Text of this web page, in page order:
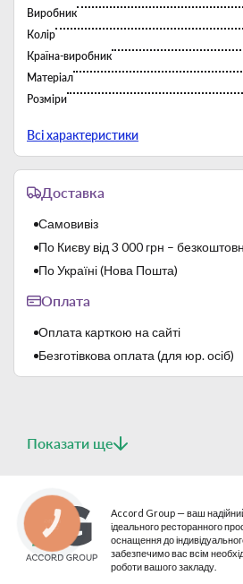
Виробник
Колір
Країна-виробник
Матеріал
Розміри
Всі характеристики
Доставка
Самовивіз
По Києву від 3 000 грн –
По Україні (Нова Пошта)
Оплата
Оплата карткою на сайті
Безготівкова оплата (для юр. осіб)
Показати ще
Accord Group — ваш
ідеального ресторанного
оснащення до
забезпечимо вас всім
роботи вашого закладу.
КНОПКА
СВЯЗИ